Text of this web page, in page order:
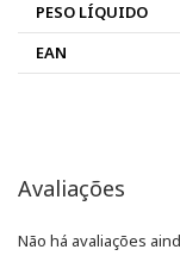
PESO LÍQUIDO
EAN
Avaliações
Não há avaliações